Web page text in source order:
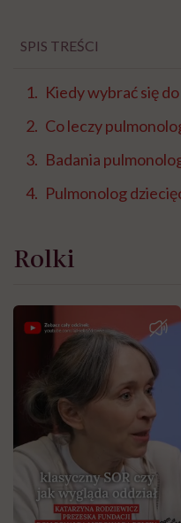
SPIS TREŚCI
Kiedy wybrać się
Co leczy
Badania
Pulmonolog
Rolki